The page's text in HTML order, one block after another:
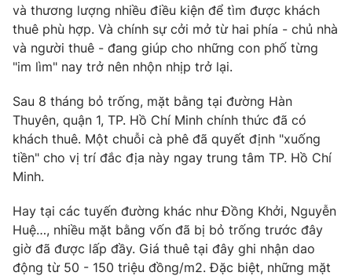
Phim VTV
Hậu trường
Nhân vật
Khán giả
Giải sao mai
Giải trí
Điện ảnh
Sao
Đời sống
Du lịch
Làm đẹp
Chất lượng cuộc sống
Giáo dục
Tuyển sinh
Học trực tuyến
Công nghệ
Sản phẩm
Thị trường
Giao lưu trực tuyến
Lịch phát sóng
và thương lượng nhiều điều kiện để tìm được khách
thuê phù hợp. Và chính sự cởi mở từ hai phía - chủ nhà
và người thuê - đang giúp cho những con phố từng
"im lìm" nay trở nên nhộn nhịp trở lại.
Sau 8 tháng bỏ trống, mặt bằng tại đường Hàn
Thuyên, quận 1, TP. Hồ Chí Minh chính thức đã có
khách thuê. Một chuỗi cà phê đã quyết định "xuống
tiền" cho vị trí đắc địa này ngay trung tâm TP. Hồ Chí
Minh.
Hay tại các tuyến đường khác như Đồng Khởi, Nguyễn
Huệ…, nhiều mặt bằng vốn đã bị bỏ trống trước đây
giờ đã được lấp đầy. Giá thuê tại đây ghi nhận dao
động từ 50 - 150 triệu đồng/m2. Đặc biệt, những mặt